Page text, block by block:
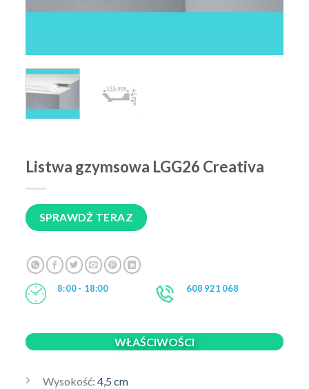
Listwa gzymsowa LGG26 Creativa
SPRAWDŹ TERAZ
8:00 - 18:00 608 921 068
WŁAŚCIWOŚCI
Wysokość:4,5 cm